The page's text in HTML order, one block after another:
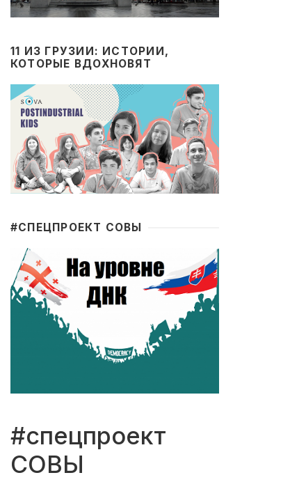
11 ИЗ ГРУЗИИ: ИСТОРИИ,
КОТОРЫЕ ВДОХНОВЯТ
#CПЕЦПРОЕКТ СОВЫ
#спецпроект
СОВЫ